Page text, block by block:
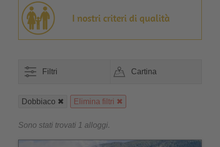
I nostri criteri di qualità
Filtri Cartina
Dobbiaco Elimina filtri
Sono stati trovati 1 alloggi.